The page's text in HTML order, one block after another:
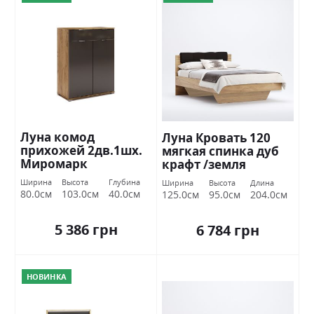
Луна комод
прихожей 2дв.1шх.
Миромарк
Ширина
80.0см
Высота
103.0см
Глубина
40.0см
5 386 грн
Луна Кровать 120
мягкая спинка дуб
крафт /земля
Миромарк
Ширина
125.0см
Высота
95.0см
Длина
204.0см
6 784 грн
НОВИНКА